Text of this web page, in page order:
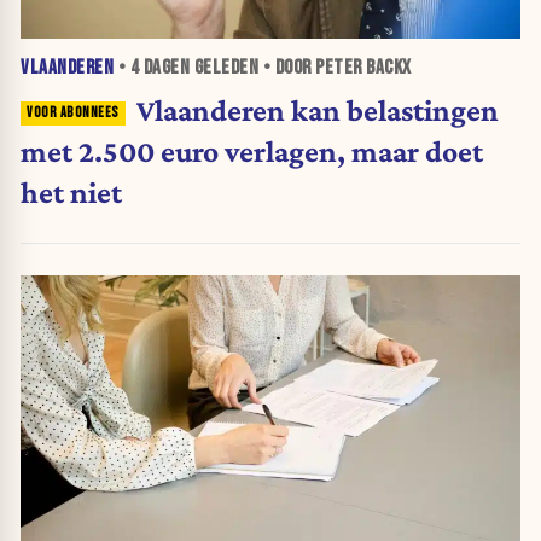
VLAANDEREN • 4 DAGEN GELEDEN • DOOR PETER BACKX
Vlaanderen kan belastingen
met 2.500 euro verlagen, maar doet
het niet